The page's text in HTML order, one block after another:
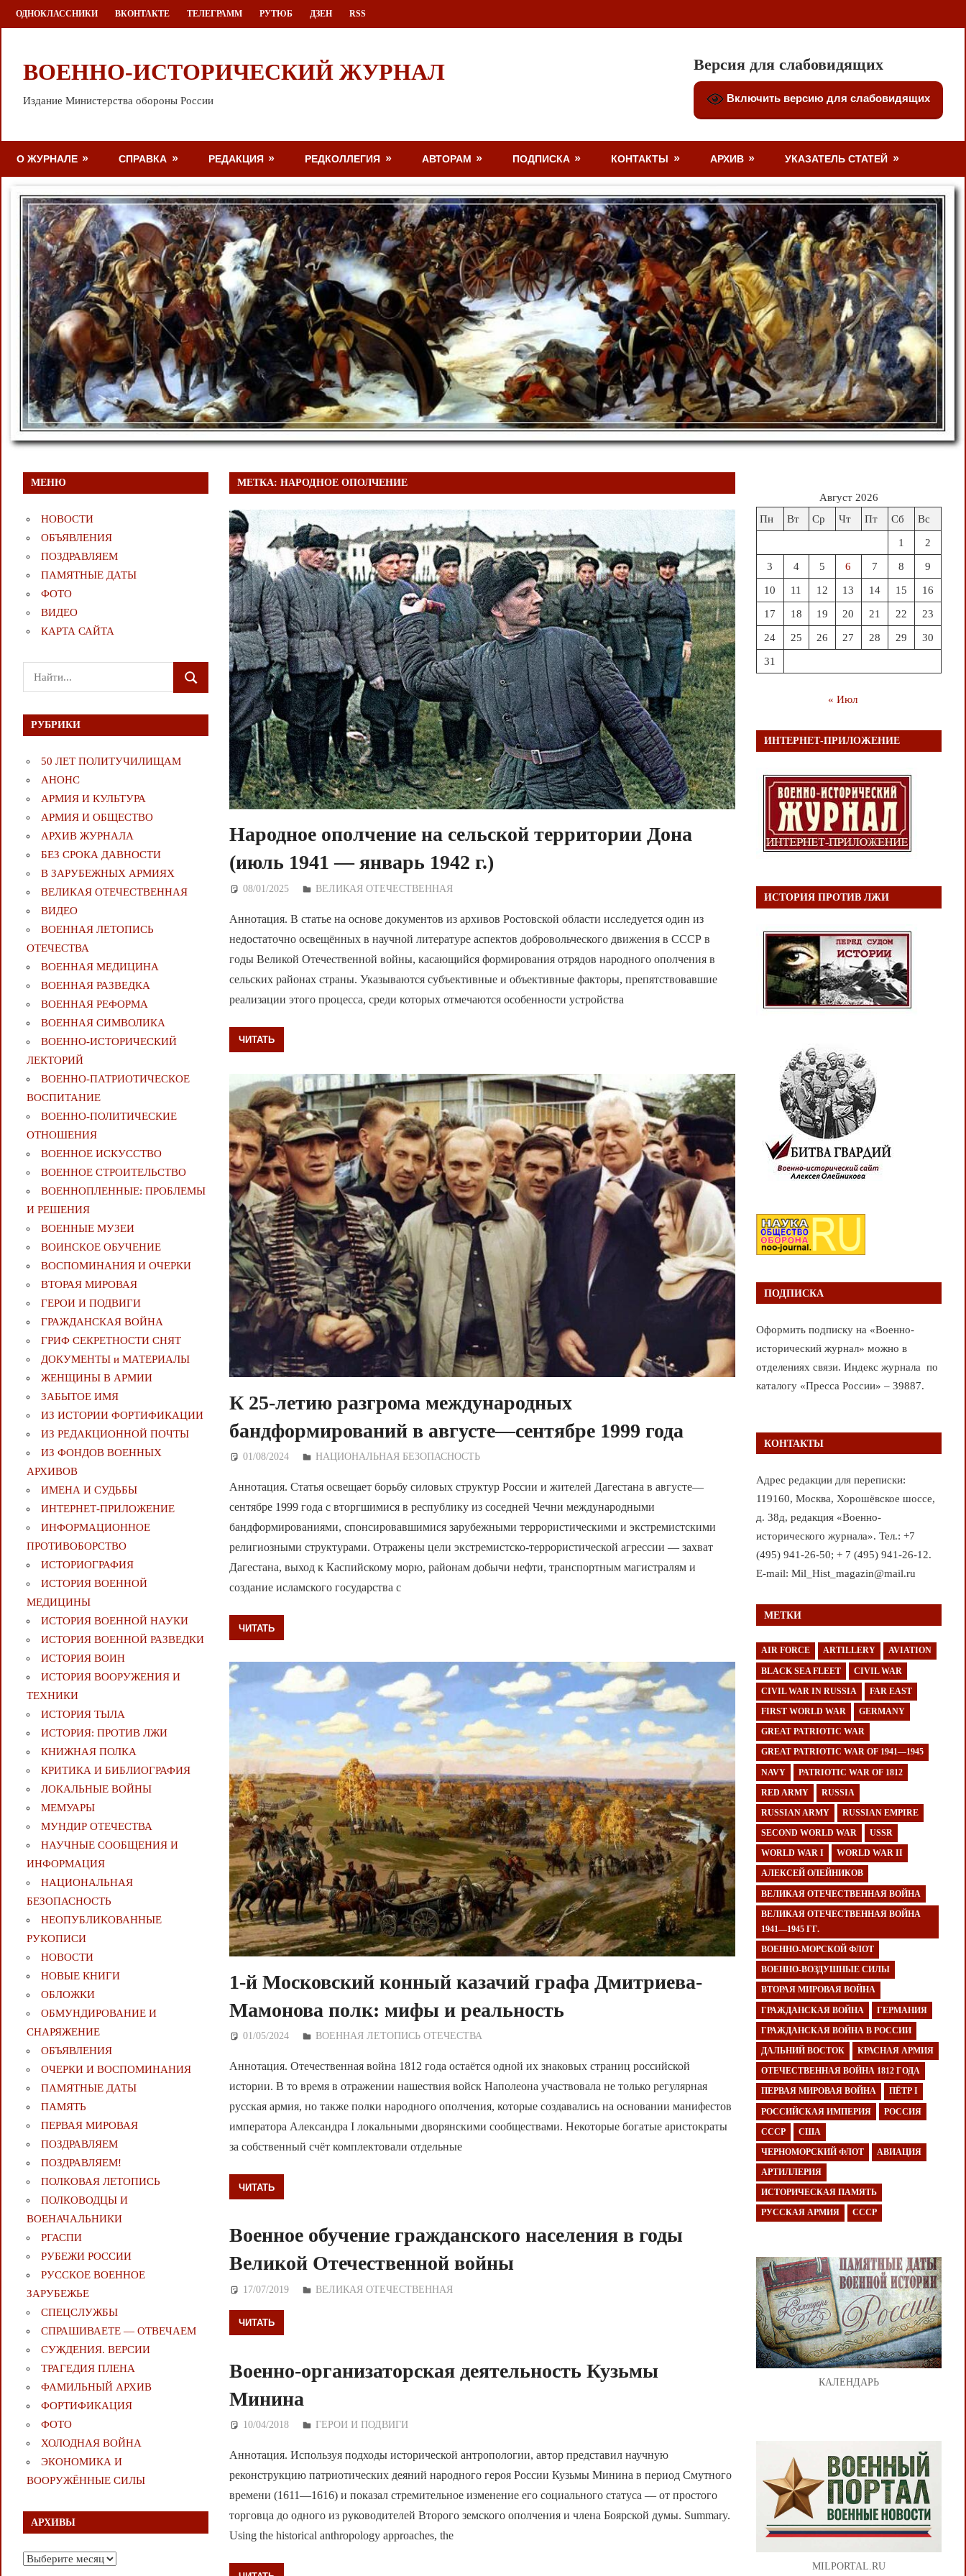
Перейти
к
ОДНОКЛАССНИКИ ВКОНТАКТЕ ТЕЛЕГРАММ РУТЮБ ДЗЕН RSS
ВОЕННО-ИСТОРИЧЕСКИЙ ЖУРНАЛ
Издание Министерства обороны России
Версия для слабовидящих
Включить версию для слабовидящих
О ЖУРНАЛЕ СПРАВКА РЕДАКЦИЯ РЕДКОЛЛЕГИЯ АВТОРАМ ПОДПИСКА КОНТАКТЫ АРХИВ УКАЗАТЕЛЬ СТАТЕЙ
МЕТКА:НАРОДНОЕ ОПОЛЧЕНИЕ
Народное ополчение на сельской территории Дона
(июль 1941 — январь 1942 г.)
08/01/2025 Дежурный по Редакции
ВЕЛИКАЯ ОТЕЧЕСТВЕННАЯ
Аннотация. В статье на основе документов из архивов Ростовской области исследуется один из
недостаточно освещённых в научной литературе аспектов добровольческого движения в СССР в
годы Великой Отечественной войны, касающийся формирования отрядов народного ополчения в
сельских районах страны. Указываются субъективные и объективные факторы, препятствовавшие
реализации этого процесса, среди которых отмечаются особенности устройства
ЧИТАТЬ
К 25-летию разгрома международных
бандформирований в августе—сентябре 1999 года
01/08/2024 Дежурный по Редакции
НАЦИОНАЛЬНАЯ БЕЗОПАСНОСТЬ
Аннотация. Статья освещает борьбу силовых структур России и жителей Дагестана в августе—
сентябре 1999 года с вторгшимися в республику из соседней Чечни международными
бандформированиями, спонсировавшимися зарубежными террористическими и экстремистскими
религиозными структурами. Отражены цели экстремистско-террористической агрессии — захват
Дагестана, выход к Каспийскому морю, районам добычи нефти, транспортным магистралям и
создание исламского государства с
ЧИТАТЬ
1-й Московский конный казачий графа Дмитриева-
Мамонова полк: мифы и реальность
01/05/2024 Дежурный по Редакции
ВОЕННАЯ ЛЕТОПИСЬ ОТЕЧЕСТВА
Аннотация. Отечественная война 1812 года остаётся одной их знаковых страниц российской
истории. В то время в отражении нашествия войск Наполеона участвовала не только регулярная
русская армия, но также полки народного ополчения, которые создавались на основании манифестов
императора Александра I локальными дворянскими сообществами. Некоторые богатые аристократы
за собственный счёт комплектовали отдельные
ЧИТАТЬ
Военное обучение гражданского населения в годы
Великой Отечественной войны
17/07/2019 Дежурный по Редакции
ВЕЛИКАЯ ОТЕЧЕСТВЕННАЯ
ЧИТАТЬ
Военно-организаторская деятельность Кузьмы
Минина
10/04/2018 Дежурный по Редакции
ГЕРОИ И ПОДВИГИ
Аннотация. Используя подходы исторической антропологии, автор представил научную
реконструкцию патриотических деяний народного героя России Кузьмы Минина в период Смутного
времени (1611—1616) и показал стремительное изменение его социального статуса — от простого
торговца до одного из руководителей Второго земского ополчения и члена Боярской думы. Summary.
Using the historical anthropology approaches, the
МЕНЮ
НОВОСТИ
ОБЪЯВЛЕНИЯ
ПОЗДРАВЛЯЕМ
ПАМЯТНЫЕ ДАТЫ
ФОТО
ВИДЕО
КАРТА САЙТА
Поиск
для:
ПОИСК
РУБРИКИ
50 ЛЕТ ПОЛИТУЧИЛИЩАМ
АНОНС
АРМИЯ И КУЛЬТУРА
АРМИЯ И ОБЩЕСТВО
АРХИВ ЖУРНАЛА
БЕЗ СРОКА ДАВНОСТИ
В ЗАРУБЕЖНЫХ АРМИЯХ
ВЕЛИКАЯ ОТЕЧЕСТВЕННАЯ
ВИДЕО
ВОЕННАЯ ЛЕТОПИСЬ
ОТЕЧЕСТВА
ВОЕННАЯ МЕДИЦИНА
ВОЕННАЯ РАЗВЕДКА
ВОЕННАЯ РЕФОРМА
ВОЕННАЯ СИМВОЛИКА
ВОЕННО-ИСТОРИЧЕСКИЙ
ЛЕКТОРИЙ
ВОЕННО-ПАТРИОТИЧЕСКОЕ
ВОСПИТАНИЕ
ВОЕННО-ПОЛИТИЧЕСКИE
ОТНОШЕНИЯ
ВОЕННОЕ ИСКУССТВО
ВОЕННОЕ СТРОИТЕЛЬСТВО
ВОЕННОПЛЕННЫЕ: ПРОБЛЕМЫ
И РЕШЕНИЯ
ВОЕННЫЕ МУЗЕИ
ВОИНСКОЕ ОБУЧЕНИЕ
ВОСПОМИНАНИЯ И ОЧЕРКИ
ВТОРАЯ МИРОВАЯ
ГЕРОИ И ПОДВИГИ
ГРАЖДАНСКАЯ ВОЙНА
ГРИФ СЕКРЕТНОСТИ СНЯТ
ДОКУМЕНТЫ и МАТЕРИАЛЫ
ЖЕНЩИНЫ В АРМИИ
ЗАБЫТОЕ ИМЯ
ИЗ ИСТОРИИ ФОРТИФИКАЦИИ
ИЗ РЕДАКЦИОННОЙ ПОЧТЫ
ИЗ ФОНДОВ ВОЕННЫХ
АРХИВОВ
ИМЕНА И СУДЬБЫ
ИНТЕРНЕТ-ПРИЛОЖЕНИЕ
ИНФОРМАЦИОННОЕ
ПРОТИВОБОРСТВО
ИСТОРИОГРАФИЯ
ИСТОРИЯ ВОЕННОЙ
МЕДИЦИНЫ
ИСТОРИЯ ВОЕННОЙ НАУКИ
ИСТОРИЯ ВОЕННОЙ РАЗВЕДКИ
ИСТОРИЯ ВОИН
ИСТОРИЯ ВООРУЖЕНИЯ И
ТЕХНИКИ
ИСТОРИЯ ТЫЛА
ИСТОРИЯ: ПРОТИВ ЛЖИ
КНИЖНАЯ ПОЛКА
КРИТИКА И БИБЛИОГРАФИЯ
ЛОКАЛЬНЫЕ ВОЙНЫ
МЕМУАРЫ
МУНДИР ОТЕЧЕСТВА
НАУЧНЫЕ СООБЩЕНИЯ И
ИНФОРМАЦИЯ
НАЦИОНАЛЬНАЯ
БЕЗОПАСНОСТЬ
НЕОПУБЛИКОВАННЫЕ
РУКОПИСИ
НОВОСТИ
НОВЫЕ КНИГИ
ОБЛОЖКИ
ОБМУНДИРОВАНИЕ И
СНАРЯЖЕНИЕ
ОБЪЯВЛЕНИЯ
ОЧЕРКИ И ВОСПОМИНАНИЯ
ПАМЯТНЫЕ ДАТЫ
ПАМЯТЬ
ПЕРВАЯ МИРОВАЯ
ПОЗДРАВЛЯЕМ
ПОЗДРАВЛЯЕМ!
ПОЛКОВАЯ ЛЕТОПИСЬ
ПОЛКОВОДЦЫ И
ВОЕНАЧАЛЬНИКИ
РГАСПИ
РУБЕЖИ РОССИИ
РУССКОЕ ВОЕННОЕ
ЗАРУБЕЖЬЕ
СПЕЦСЛУЖБЫ
СПРАШИВАЕТЕ — ОТВЕЧАЕМ
СУЖДЕНИЯ. ВЕРСИИ
ТРАГЕДИЯ ПЛЕНА
ФАМИЛЬНЫЙ АРХИВ
ФОРТИФИКАЦИЯ
ФОТО
ХОЛОДНАЯ ВОЙНА
ЭКОНОМИКА И
ВООРУЖЁННЫЕ СИЛЫ
АРХИВЫ
Архивы
Август 2026
Пн
Вт Ср Чт Пт Сб Вс
1 2
3 4 5 6 7 8 9
10 11 12 13 14 15 16
17 18 19 20 21 22 23
24 25 26 27 28 29 30
31
« Июл
ИНТЕРНЕТ-ПРИЛОЖЕНИЕ
ИСТОРИЯ ПРОТИВ ЛЖИ
ПОДПИСКА
Оформить подписку на «Военно-
исторический журнал» можно в
отделениях связи. Индекс журнала по
каталогу «Пресса России» – 39887.
КОНТАКТЫ
Адрес редакции для переписки:
119160, Москва, Хорошёвское шоссе,
д. 38д, редакция «Военно-
исторического журнала». Тел.: +7
(495) 941-26-50; + 7 (495) 941-26-12.
E-mail: Mil_Hist_magazin@mail.ru
МЕТКИ
AIR FORCE ARTILLERY AVIATION
BLACK SEA FLEET CIVIL WAR
CIVIL WAR IN RUSSIA FAR EAST
FIRST WORLD WAR GERMANY
GREAT PATRIOTIC WAR
GREAT PATRIOTIC WAR OF 1941—1945
NAVY PATRIOTIC WAR OF 1812
RED ARMY RUSSIA
RUSSIAN ARMY RUSSIAN EMPIRE
SECOND WORLD WAR USSR
WORLD WAR I WORLD WAR II
АЛЕКСЕЙ ОЛЕЙНИКОВ
ВЕЛИКАЯ ОТЕЧЕСТВЕННАЯ ВОЙНА
ВЕЛИКАЯ ОТЕЧЕСТВЕННАЯ ВОЙНА
1941—1945 ГГ.
ВОЕННО-МОРСКОЙ ФЛОТ
ВОЕННО-ВОЗДУШНЫЕ СИЛЫ
ВТОРАЯ МИРОВАЯ ВОЙНА
ГРАЖДАНСКАЯ ВОЙНА ГЕРМАНИЯ
ГРАЖДАНСКАЯ ВОЙНА В РОССИИ
ДАЛЬНИЙ ВОСТОК КРАСНАЯ АРМИЯ
ОТЕЧЕСТВЕННАЯ ВОЙНА 1812 ГОДА
ПЕРВАЯ МИРОВАЯ ВОЙНА ПЁТР I
РОССИЙСКАЯ ИМПЕРИЯ РОССИЯ
СССР США
ЧЕРНОМОРСКИЙ ФЛОТ АВИАЦИЯ
АРТИЛЛЕРИЯ
ИСТОРИЧЕСКАЯ ПАМЯТЬ
РУССКАЯ АРМИЯ СССР
КАЛЕНДАРЬ
MILPORTAL.RU